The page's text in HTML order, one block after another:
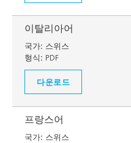
이탈리아어
국가: 스위스
형식: PDF
다운로드
프랑스어
국가: 스위스